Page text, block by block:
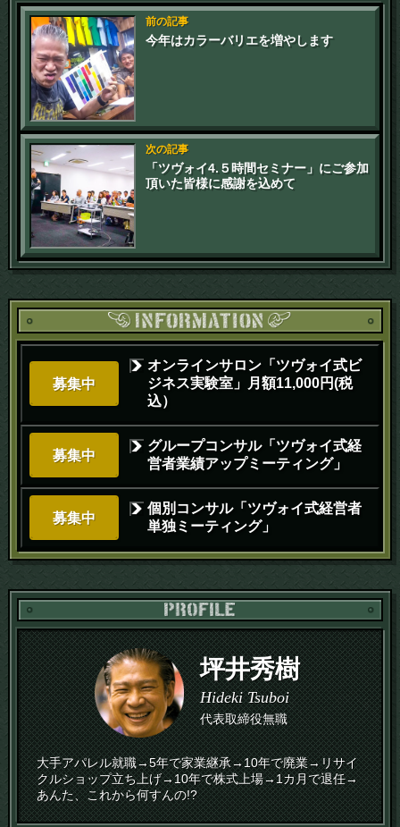
前の記事
今年はカラーバリエを増やします
次の記事
「ツヴォイ4.５時間セミナー」にご参加
頂いた皆様に感謝を込めて
募集中
オンラインサロン「ツヴォイ式ビ
ジネス実験室」月額11,000円(税
込）
募集中
グループコンサル「ツヴォイ式経
営者業績アップミーティング」
募集中
個別コンサル「ツヴォイ式経営者
単独ミーティング」
坪井秀樹
Hideki Tsuboi
代表取締役無職
大手アパレル就職→5年で家業継承→10年で廃業→リサイ
クルショップ立ち上げ→10年で株式上場→1カ月で退任→
あんた、これから何すんの!?